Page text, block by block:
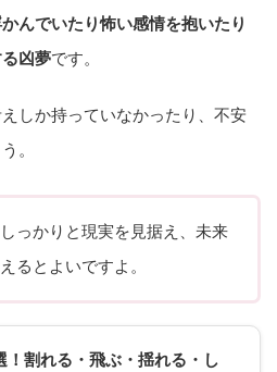
んでいたり怖い感情を抱いたり
凶夢です。
しか持っていなかったり、不安
。
っかりと現実を見据え、未来
るとよいですよ。
！割れる・飛ぶ・揺れる・し